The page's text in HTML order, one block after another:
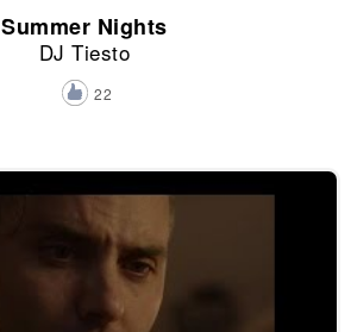
Summer Nights
DJ Tiesto
22